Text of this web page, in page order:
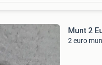
Munt 2
2 euro